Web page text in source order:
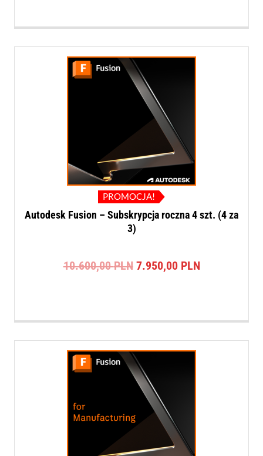
PROMOCJA!
Autodesk Fusion – Subskrypcja roczna 4 szt. (4 za
3)
10.600,00PLN Pierwotna
7.950,00 PLNAktualna